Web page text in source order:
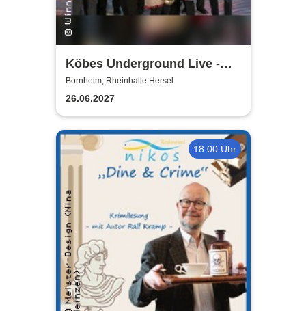
Köbes Underground Live -
Hausband der Kölner
Stunksitzung
Bornheim, Rheinhalle Hersel
26.06.2027
18:00 Uhr